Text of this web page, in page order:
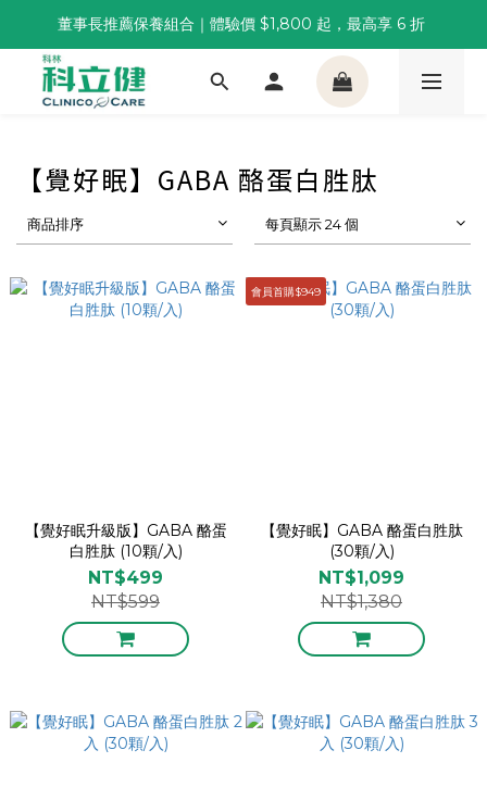
董事長推薦保養組合｜體驗價 $1,800 起，最高享 6 折
董事長推薦保養組合｜體驗價 $1,800 起，最高享 6 折
科林 40 週年 6 重賞｜單筆滿一萬送住宿券，滿兩千再抽
董事長推薦保養組合｜體驗價 $1,800 起，最高享 6 折
【覺好眠】GABA 酪蛋白胜肽
商品排序 每頁顯示 24 個
【覺好眠升級版】GABA 酪蛋
白胜肽 (10顆/入)
NT$499
NT$599
會員首購$949
【覺好眠】GABA 酪蛋白胜肽
(30顆/入)
NT$1,099
NT$1,380